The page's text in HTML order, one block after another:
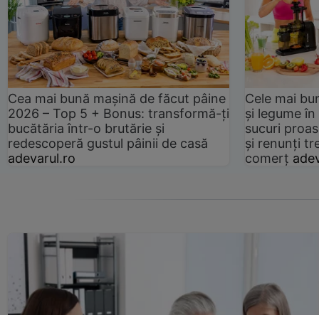
Cea mai bună mașină de făcut pâine
2026 – Top 5 + Bonus: transformă-ți
bucătăria într-o brutărie și
redescoperă gustul pâinii de casă
adevarul.ro
Cele mai
și legume
sucuri
și renunți
comerț